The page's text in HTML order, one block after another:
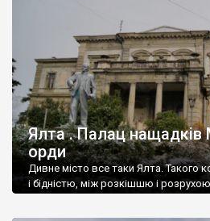
Ялта . Палац нащадків
орди
Дивне місто все таки Ялта. Такого
і бідністю, між розкішшю і